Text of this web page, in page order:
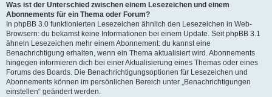
Was ist der Unterschied zwischen einem Lesezeichen und einem
Abonnements für ein Thema oder Forum?
In phpBB 3.0 funktionierten Lesezeichen ähnlich den Lesezeichen in Web-
Browsern: du bekamst keine Informationen bei einem Update. Seit phpBB 3.1
ähneln Lesezeichen mehr einem Abonnement: du kannst eine
Benachrichtigung erhalten, wenn ein Thema aktualisiert wird. Abonnements
hingegen informieren dich bei einer Aktualisierung eines Themas oder eines
Forums des Boards. Die Benachrichtigungsoptionen für Lesezeichen und
Abonnements können im persönlichen Bereich unter „Benachrichtigungen
einstellen“ geändert werden.